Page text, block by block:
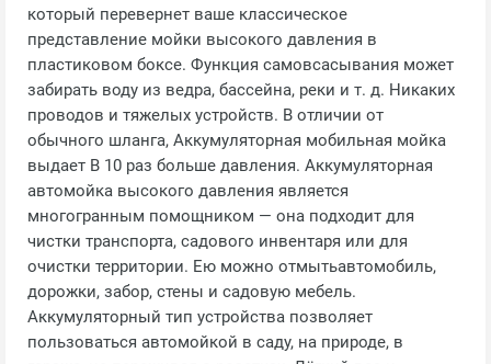
который перевернет ваше классическое
представление мойки высокого давления в
пластиковом боксе. Функция самовсасывания может
забирать воду из ведра, бассейна, реки и т. д. Никаких
проводов и тяжелых устройств. В отличии от
обычного шланга, Аккумуляторная мобильная мойка
выдает В 10 раз больше давления. Аккумуляторная
автомойка высокого давления является
многогранным помощником — она подходит для
чистки транспорта, садового инвентаря или для
очистки территории. Ею можно отмытьавтомобиль,
дорожки, забор, стены и садовую мебель.
Аккумуляторный тип устройства позволяет
пользоваться автомойкой в саду, на природе, в